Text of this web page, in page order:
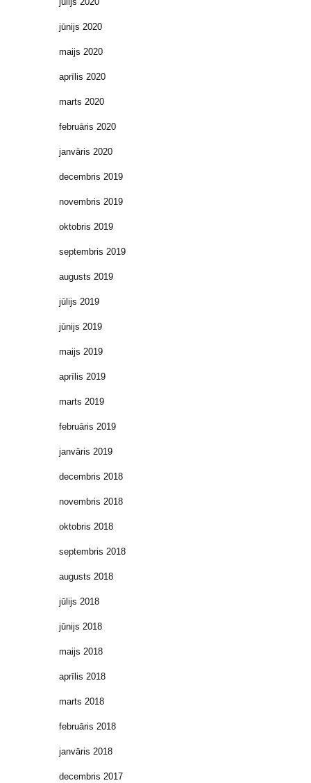
jūnijs 2020
maijs 2020
aprīlis 2020
marts 2020
februāris 2020
janvāris 2020
decembris 2019
novembris 2019
oktobris 2019
septembris 2019
augusts 2019
jūlijs 2019
jūnijs 2019
maijs 2019
aprīlis 2019
marts 2019
februāris 2019
janvāris 2019
decembris 2018
novembris 2018
oktobris 2018
septembris 2018
augusts 2018
jūlijs 2018
jūnijs 2018
maijs 2018
aprīlis 2018
marts 2018
februāris 2018
janvāris 2018
decembris 2017